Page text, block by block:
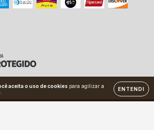
aceita o uso de cookies para agilizar a
ENTENDI